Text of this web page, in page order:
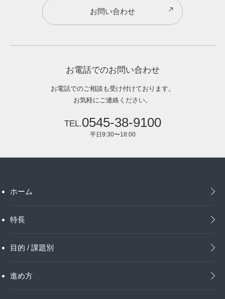
お問い合わせ
お電話でのお問い合わせ
お電話でのご相談も受け付けております。
お気軽にご連絡ください。
0545-38-9100
平日9:30〜18:00
ホーム
特長
目的 / 課題別
進め方